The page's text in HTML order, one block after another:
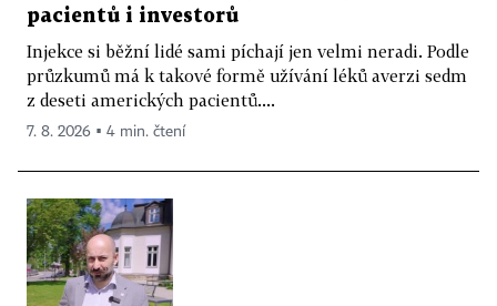
pacientů i investorů
Injekce si běžní lidé sami píchají jen velmi neradi. Podle
průzkumů má k takové formě užívání léků averzi sedm
z deseti amerických pacientů....
7. 8. 2026 ▪ 4 min. čtení